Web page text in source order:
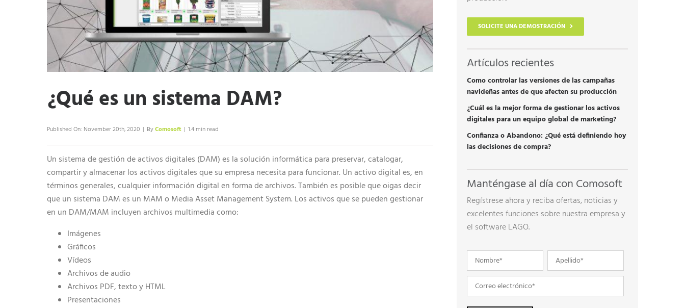
SOLICITE UNA DEMOSTRACIÓN
SERVICIOS DE ADMINISTRACIÓN DE BASE DE DATOS
DESCARGA NUESTRO CATÁLOGO
INTELIGENCIA ARTIFICIAL
¿Qué es un sistema DAM?
Published On: November 20th, 2020 | ByComosoft | 1.4 min read
Un sistema de gestión de activos digitales (DAM) es la solución informática para preservar, catalogar,
compartir y almacenar los activos digitales que su empresa necesita para funcionar. Un activo digital es, en
términos generales, cualquier información digital en forma de archivos. También es posible que oigas decir
que un sistema DAM es un MAM o Media Asset Management System. Los activos que se pueden gestionar
en un DAM/MAM incluyen archivos multimedia como:
Imágenes
Gráficos
Vídeos
Archivos de audio
Archivos PDF, texto y HTML
Presentaciones
SOLICITE UNA DEMOSTRACIÓN
Artículos recientes
Como controlar las versiones de las campañas
navideñas antes de que afecten su producción
¿Cuál es la mejor forma de gestionar los activos
digitales para un equipo global de marketing?
Confianza o Abandono: ¿Qué está definiendo hoy
las decisiones de compra?
Manténgase al día con Comosoft
Regístrese ahora y reciba ofertas, noticias y
excelentes funciones sobre nuestra empresa y
el software LAGO.